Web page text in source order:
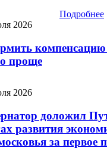
Подробнее
2026
компенсацию
проще
2026
доложил
развития
за первое